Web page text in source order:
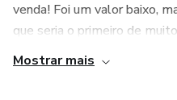
venda! Foi um valor baixo,
que seria o primeiro de
Mostrar mais